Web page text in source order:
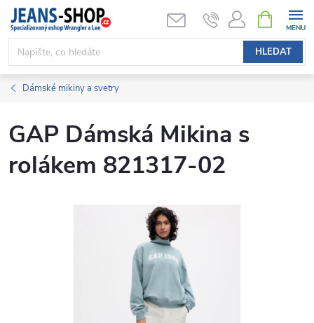
Přejít
obsah
HLEDAT
NÁKUPNÍ
KOŠÍK
Dámské mikiny a svetry
GAP Dámská Mikina s
rolákem 821317-02